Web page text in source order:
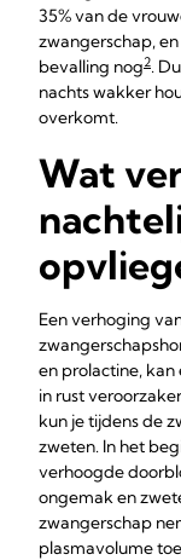
35% van de
zwangerschap,
bevalling nog2.
nachts wakker
overkomt.
Wat
Een verhoging
en prolactine,
in rust
kun je tijdens de
zweten. In het
verhoogde
ongemak en
zwangerschap
plasmavolume toe